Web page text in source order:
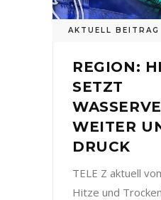
AKTUELL BEITRAG
REGION:
SETZT
WEITER
DRUCK
TELE Z aktuell
Hitze und